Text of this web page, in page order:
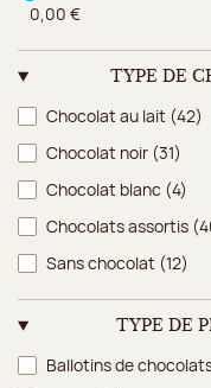
0,00 €
TYPE DE
Type de chocolat
Chocolat au lait (42)
Chocolat noir (31)
Chocolat blanc (4)
Chocolats assortis
Sans chocolat (12)
TYPE DE
Type de produits
Ballotins de